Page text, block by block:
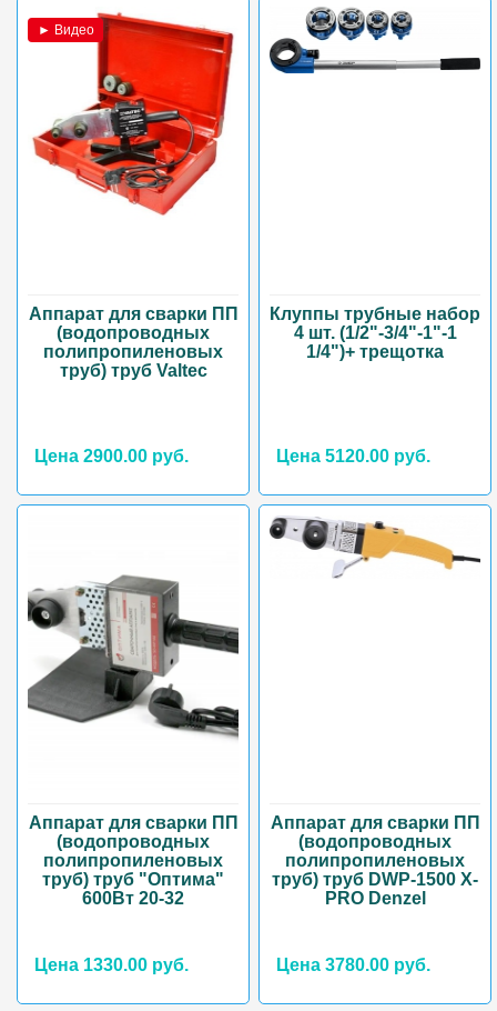
► Видео
Аппарат для сварки ПП
(водопроводных
полипропиленовых
труб) труб Valtec
Цена 2900.00 руб.
Клуппы трубные набор
4 шт. (1/2"-3/4"-1"-1
1/4")+ трещотка
Цена 5120.00 руб.
Аппарат для сварки ПП
(водопроводных
полипропиленовых
труб) труб "Оптима"
600Вт 20-32
Цена 1330.00 руб.
Аппарат для сварки ПП
(водопроводных
полипропиленовых
труб) труб DWP-1500 X-
PRO Denzel
Цена 3780.00 руб.